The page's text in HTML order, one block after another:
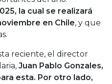
la cual se realizará
en Chile, y que
reciente, el director
Juan Pablo Gonzales,
esta. Por otro lado,